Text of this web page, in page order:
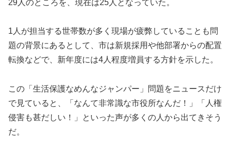
29人のところを、現在は25人となっていた。
1人が担当する世帯数が多く現場が疲弊していることも問
題の背景にあるとして、市は新規採用や他部署からの配置
転換などで、新年度には4人程度増員する方針を示した。
この「生活保護なめんなジャンパー」問題をニュースだけ
で見ていると、「なんて非常識な市役所なんだ！」「人権
侵害も甚だしい！」といった声が多くの人から出てきそう
だ。